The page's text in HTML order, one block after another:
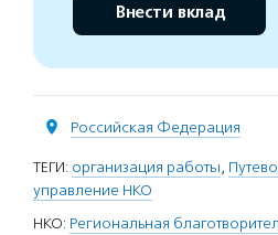
Внести вклад
Российская Федерация
ТЕГИ: организация работы,
управление НКО
НКО: Региональная